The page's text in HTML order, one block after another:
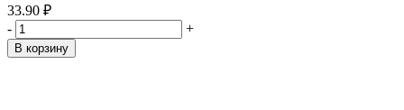
33.90 ₽
-
+
В корзину